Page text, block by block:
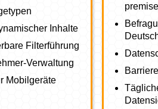
Inhalte
Filterführung
Verwaltung
Mobilgeräte